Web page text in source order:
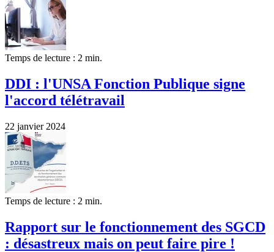
Temps de lecture : 2 min.
DDI : l'UNSA Fonction Publique signe
l'accord télétravail
22 janvier 2024
Temps de lecture : 2 min.
Rapport sur le fonctionnement des SGCD
: désastreux mais on peut faire pire !